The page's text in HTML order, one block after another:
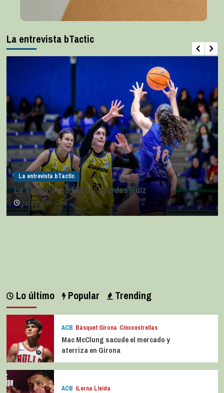
La entrevista bTactic
La entrevista bTactic
La entrevista bTactic: Lourdes Ruiz
julio 11, 2026 0
Lo último Popular Trending
ACB Bàsquet Girona Cincoestrellas
Mac McClung sacude el mercado y
aterriza en Girona
ACB iLerna Lleida